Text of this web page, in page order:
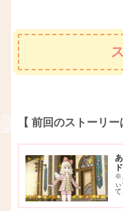
【 前回のストーリ
※
て